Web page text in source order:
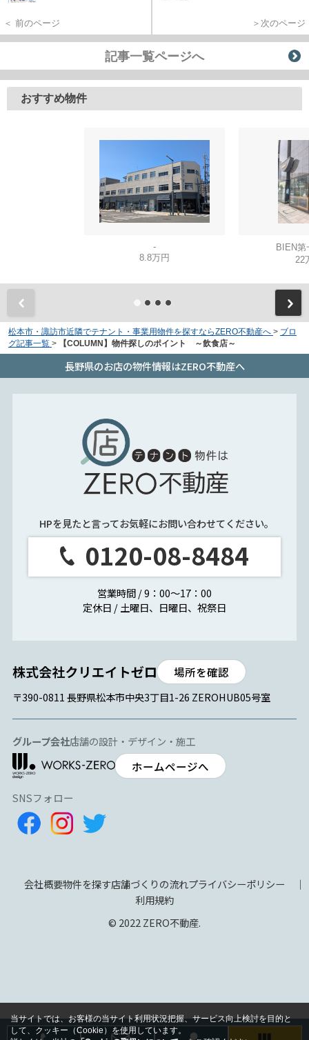
＜ 前のページ ＞次のページ
記事一覧ページへ
おすすめ物件
-
8.8万円
BIEN
22
松本市・諏訪市近隣でテナント・事業用物件を探すならZERO不動産へ > ブロ
グ記事一覧 > 【COLUMN】物件探しのポイント ～飲食店～
長野県のお店の物件情報はZERO不動産へ
HPを見たと言ってお気軽にお問い合わせてください。
0120-08-8484
営業時間 / 9：00～17：00
定休日 / 土曜日、日曜日、祝祭日
場所を確認
〒390-0811 長野県松本市中央3丁目1-26 ZEROHUB05号室
グループ会社店舗の設計・デザイン・施工
ホームページへ
SNSフォロー
会社概要物件を探す店舗づくりの流れプライバシーポリシー
利用規約
© 2022 ZERO不動産.
当サイトでは、お客様の当サイト利用状況把握、サービス向上検討を目的と
して、クッキー（Cookie）を使用しています。